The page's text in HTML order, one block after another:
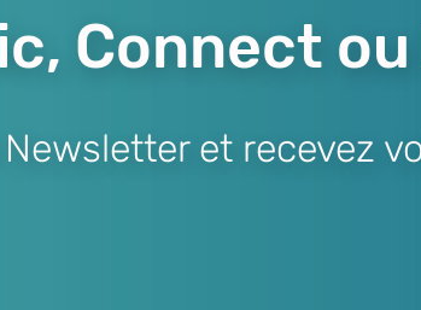
Connect
et recevez